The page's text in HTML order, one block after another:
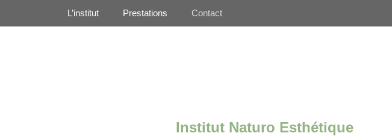
Premier Menu
L’institut Prestations Contact
Institut Naturo Esthétique